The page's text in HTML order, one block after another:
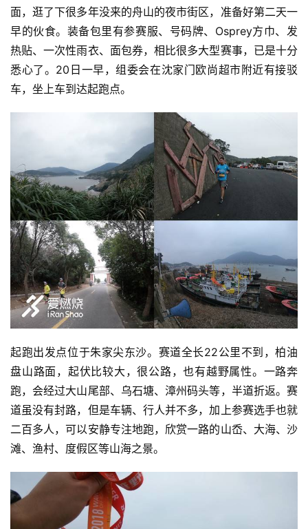
面，逛了下很多年没来的舟山的夜市街区，准备好第二天一
早的伙食。装备包里有参赛服、号码牌、Osprey方巾、发
热贴、一次性雨衣、面包券，相比很多大型赛事，已是十分
悉心了。20日一早，组委会在沈家门欧尚超市附近有接驳
车，坐上车到达起跑点。
起跑出发点位于朱家尖东沙。赛道全长22公里不到，柏油
盘山路面，起伏比较大，很公路，也有越野属性。 一路奔
跑，会经过大山尾部、乌石塘、漳州码头等，半道折返。赛
道虽没有封路，但是车辆、行人并不多，加上参赛选手也就
二百多人，可以安静专注地跑，欣赏一路的山岙、大海、沙
滩、渔村、度假区等山海之景。